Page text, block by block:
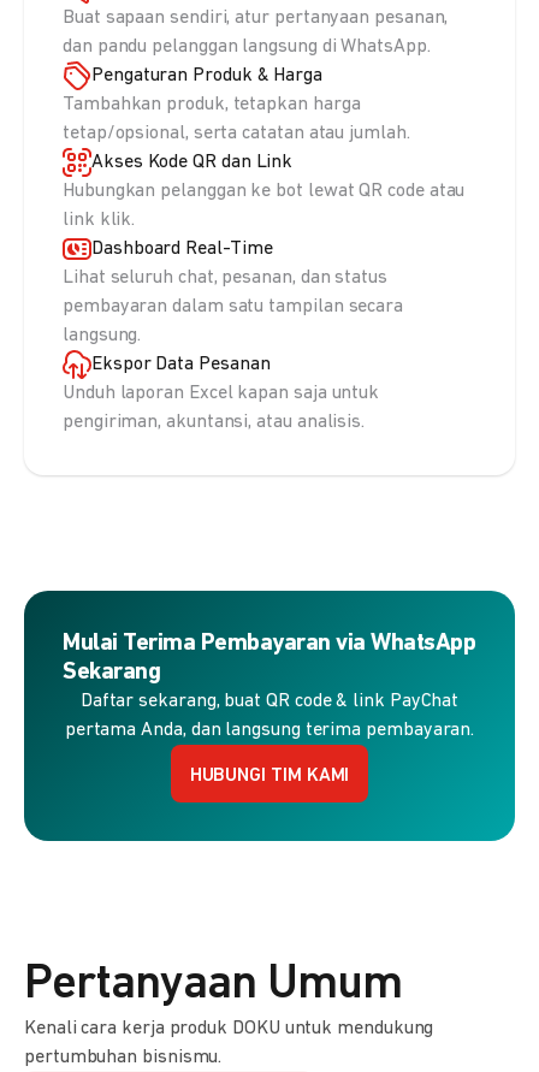
Buat sapaan sendiri, atur pertanyaan pesanan,
dan pandu pelanggan langsung di WhatsApp.
Pengaturan Produk & Harga
Tambahkan produk, tetapkan harga
tetap/opsional, serta catatan atau jumlah.
Akses Kode QR dan Link
Hubungkan pelanggan ke bot lewat QR code atau
link klik.
Dashboard Real-Time
Lihat seluruh chat, pesanan, dan status
pembayaran dalam satu tampilan secara
langsung.
Ekspor Data Pesanan
Unduh laporan Excel kapan saja untuk
pengiriman, akuntansi, atau analisis.
Mulai Terima Pembayaran via WhatsApp
Sekarang
Daftar sekarang, buat QR code & link PayChat
pertama Anda, dan langsung terima pembayaran.
HUBUNGI TIM KAMI
Pertanyaan Umum
Kenali cara kerja produk DOKU untuk mendukung
pertumbuhan bisnismu.